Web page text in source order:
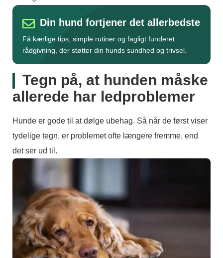
Din hund fortjener det allerbedste
Få kærlige tips, simple rutiner og fagligt funderet
rådgivning, der støtter din hunds sundhed og trivsel.
Tegn på, at hunden måske
allerede har ledproblemer
Hunde er gode til at dølge ubehag. Så når de først viser
tydelige tegn, er problemet ofte længere fremme, end
det ser ud til.